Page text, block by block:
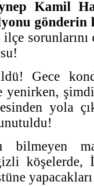
Kamil
gönderin
Gece
yenirken,
yola
bilmeyen
köşelerde,